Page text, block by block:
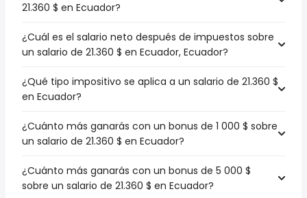
21.360 $ en Ecuador?
¿Cuál es el salario neto después de impuestos sobre
un salario de 21.360 $ en Ecuador, Ecuador?
¿Qué tipo impositivo se aplica a un salario de 21.360 $
en Ecuador?
¿Cuánto más ganarás con un bonus de 1 000 $ sobre
un salario de 21.360 $ en Ecuador?
¿Cuánto más ganarás con un bonus de 5 000 $
sobre un salario de 21.360 $ en Ecuador?